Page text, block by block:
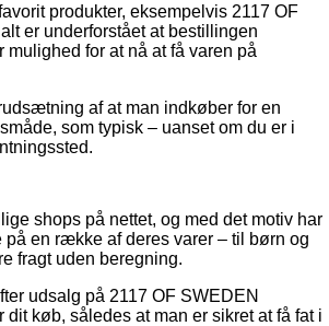
produkter, eksempelvis 2117 OF
er underforstået at bestillingen
for at nå at få varen på
af at man indkøber for en
som typisk – uanset om du er i
shops på nettet, og med det motiv har
en række af deres varer – til børn og
fragt uden beregning.
udsalg på 2117 OF SWEDEN
køb, således at man er sikret at få fat i